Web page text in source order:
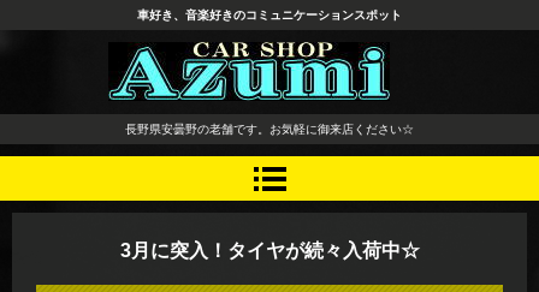
長野県 安曇野市 タイヤ ホ
イール デッドニング カーオ
ーディオ レカロシート
車好き、音楽好きのコミュニケーションスポット
長野県安曇野の老舗です。お気軽に御来店ください☆
3月に突入！タイヤが続々入荷中☆